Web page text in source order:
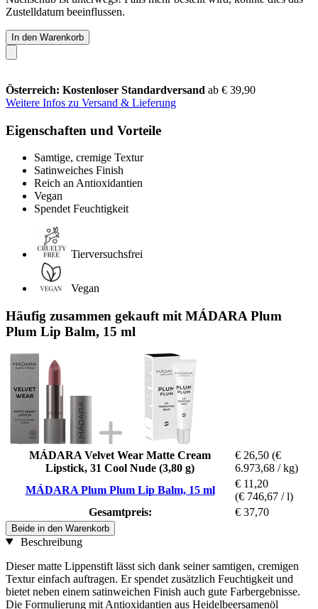
Zustelldatum beeinflussen.
In den Warenkorb
Österreich: Kostenloser Standardversand ab € 39,90
Weitere Infos zu Versand & Lieferung
Eigenschaften und Vorteile
Samtige, cremige Textur
Satinweiches Finish
Reich an Antioxidantien
Vegan
Spendet Feuchtigkeit
Tierversuchsfrei
Vegan
Häufig zusammen gekauft mit MÁDARA Plum
Plum Lip Balm, 15 ml
MÁDARA Velvet Wear Matte Cream
Lipstick, 31 Cool Nude (3,80 g)
€ 26,50 (€
6.973,68 / kg)
MÁDARA Plum Plum Lip Balm, 15 ml
€ 11,20
(€ 746,67 / l)
Gesamtpreis:
€ 37,70
Beide in den Warenkorb
Beschreibung
Dieser matte Lippenstift lässt sich dank seiner samtigen, cremigen
Textur einfach auftragen. Er spendet zusätzlich Feuchtigkeit und
bietet neben einem satinweichen Finish auch gute Farbergebnisse.
Die Formulierung mit Antioxidantien aus Heidelbeersamenöl